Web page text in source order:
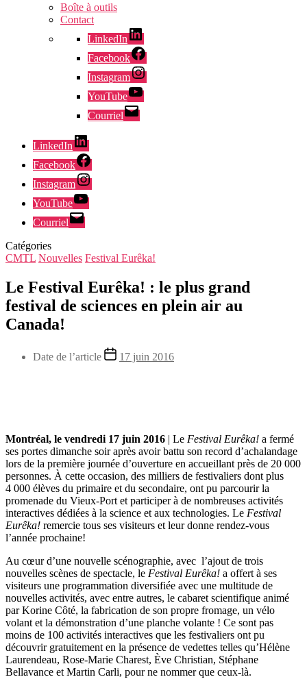
Boîte à outils
Contact
LinkedIn
Facebook
Instagram
YouTube
Courriel
LinkedIn
Facebook
Instagram
YouTube
Courriel
Catégories
CMTL Nouvelles Festival Eurêka!
Le Festival Eurêka! : le plus grand
festival de sciences en plein air au
Canada!
Date de l’article 17 juin 2016
Montréal, le vendredi 17 juin 2016 | Le Festival Eurêka! a fermé
ses portes dimanche soir après avoir battu son record d’achalandage
lors de la première journée d’ouverture en accueillant près de 20 000
personnes. À cette occasion, des milliers de festivaliers dont plus
4 000 élèves du primaire et du secondaire, ont pu parcourir la
promenade du Vieux-Port et participer à de nombreuses activités
interactives dédiées à la science et aux technologies. Le Festival
Eurêka! remercie tous ses visiteurs et leur donne rendez-vous
l’année prochaine!
Au cœur d’une nouvelle scénographie, avec l’ajout de trois
nouvelles scènes de spectacle, le Festival Eurêka! a offert à ses
visiteurs une programmation diversifiée avec une multitude de
nouvelles activités, avec entre autres, le cabaret scientifique animé
par Korine Côté, la fabrication de son propre fromage, un vélo
volant et la démonstration d’une planche volante ! Ce sont pas
moins de 100 activités interactives que les festivaliers ont pu
découvrir gratuitement en la présence de vedettes telles qu’Hélène
Laurendeau, Rose-Marie Charest, Ève Christian, Stéphane
Bellavance et Martin Carli, pour ne nommer que ceux-là.